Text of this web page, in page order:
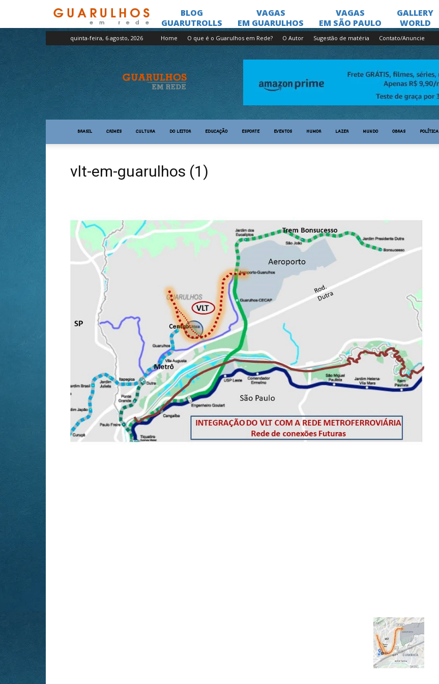
quinta-feira, 6 agosto, 2026 Home O que é o Guarulhos em Rede? O Autor Sugestão de matéria Contato/Anuncie
Guarulhos
em
Rede
BRASIL CRIMES CULTURA DO LEITOR EDUCAÇÃO ESPORTE EVENTOS HUMOR LAZER MUNDO OBRAS POLÍTICA
vlt-em-guarulhos (1)